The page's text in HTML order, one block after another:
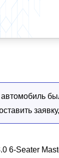
Seater Masters